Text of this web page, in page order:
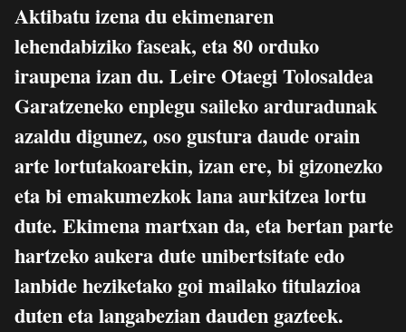
Aktibatu izena du ekimenaren
lehendabiziko faseak, eta 80 orduko
iraupena izan du. Leire Otaegi Tolosaldea
Garatzeneko enplegu saileko arduradunak
azaldu digunez, oso gustura daude orain
arte lortutakoarekin, izan ere, bi gizonezko
eta bi emakumezkok lana aurkitzea lortu
dute. Ekimena martxan da, eta bertan parte
hartzeko aukera dute unibertsitate edo
lanbide heziketako goi mailako titulazioa
duten eta langabezian dauden gazteek.